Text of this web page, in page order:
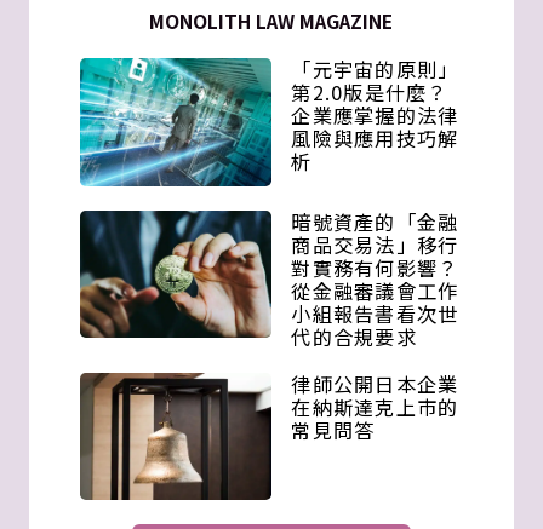
MONOLITH LAW MAGAZINE
「元宇宙的原則」
第2.0版是什麼？
企業應掌握的法律
風險與應用技巧解
析
暗號資產的「金融
商品交易法」移行
對實務有何影響？
從金融審議會工作
小組報告書看次世
代的合規要求
律師公開日本企業
在納斯達克上市的
常見問答